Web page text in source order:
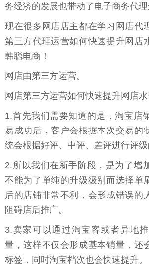
务经济的发展也带动了电子商务代理
现在很多网店店主都在学习网店代
第三方代理运营如何快速提升网店
韩聪电商！
网店由第三方运营。
网店第三方运营如何快速提升网店
1.首先我们需要知道的是，淘宝店
易成功后，客户会根据本次交易的
统会根据好评、中评、差评进行评级
2.所以我们在新手阶段，是为了增
不能为了单纯的升级级别而选择单
后的店铺非常不利，会形成错误的
阻碍店后推广。
3.卖家可以通过淘宝客或者异地
量，这样不仅会形成基本销量，还
标签，同时淘宝档次也会快速提升。